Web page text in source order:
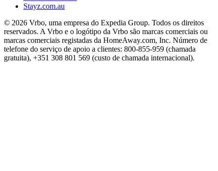
Stayz.com.au
© 2026 Vrbo, uma empresa do Expedia Group. Todos os direitos
reservados. A Vrbo e o logótipo da Vrbo são marcas comerciais ou
marcas comerciais registadas da HomeAway.com, Inc. Número de
telefone do serviço de apoio a clientes: 800-855-959 (chamada
gratuita), +351 308 801 569 (custo de chamada internacional).